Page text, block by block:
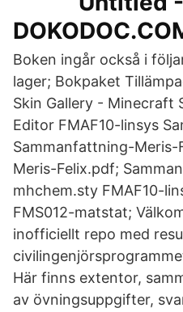
Boken ingår också i
lager; Bokpaket
Skin Gallery - Minecraft
Editor FMAF10-linsys
Sammanfattning-
Meris-Felix.pdf;
mhchem.sty FMAF10-
FMS012-matstat;
inofficiellt repo med
Här finns extentor,
av övningsuppgifter,